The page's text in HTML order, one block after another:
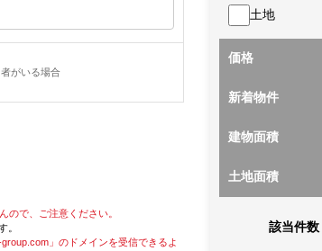
がいる場合
ので、ご注意ください。
。
group.com」のドメインを受信できるよ
土地
価格
新着物件
建物面積
土地面積
該当件数